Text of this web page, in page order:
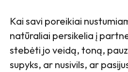
Kai savi poreikiai
natūraliai persikelia į
stebėti jo veidą, toną,
supyks, ar nusivils, ar